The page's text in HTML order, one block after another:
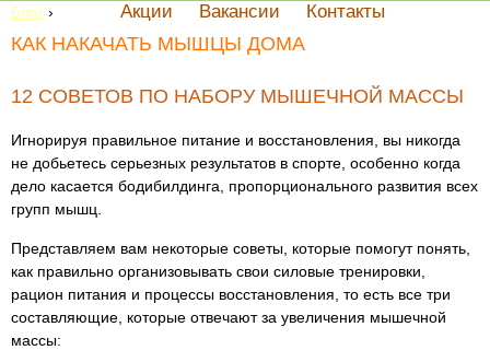
Акции
Вакансии Контакты
Блог ›
КАК НАКАЧАТЬ МЫШЦЫ ДОМА
12 СОВЕТОВ ПО НАБОРУ МЫШЕЧНОЙ МАССЫ
Игнорируя правильное питание и восстановления, вы никогда
не добьетесь серьезных результатов в спорте, особенно когда
дело касается бодибилдинга, пропорционального развития всех
групп мышц.
Представляем вам некоторые советы, которые помогут понять,
как правильно организовывать свои силовые тренировки,
рацион питания и процессы восстановления, то есть все три
составляющие, которые отвечают за увеличения мышечной
массы: